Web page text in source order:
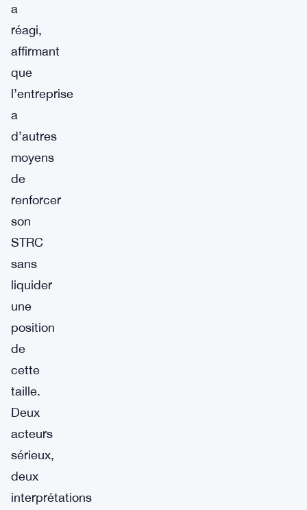
a
réagi,
affirmant
que
l’entreprise
a
d’autres
moyens
de
renforcer
son
STRC
sans
liquider
une
position
de
cette
taille.
Deux
acteurs
sérieux,
deux
interprétations